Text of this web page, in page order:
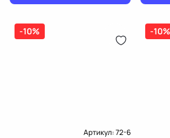
-10%
Артикул:72-6
-10%